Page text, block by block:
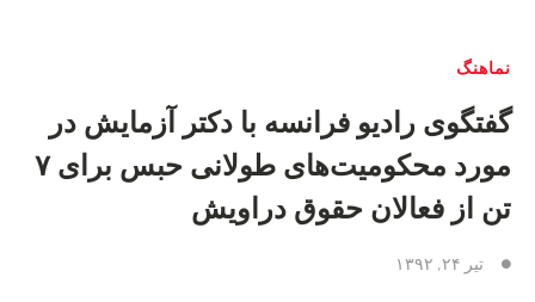
رادیو فرانسه با دکتر آزمایش در
مورد محکومیت‌های طولانی حبس برای ۷
از فعالان حقوق دراویش
تیر ۲۴, ۱۳۹۲